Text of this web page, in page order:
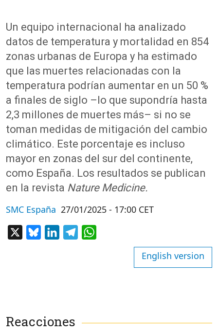
Un equipo internacional ha analizado
datos de temperatura y mortalidad en 854
zonas urbanas de Europa y ha estimado
que las muertes relacionadas con la
temperatura podrían aumentar en un 50 %
a finales de siglo –lo que supondría hasta
2,3 millones de muertes más– si no se
toman medidas de mitigación del cambio
climático. Este porcentaje es incluso
mayor en zonas del sur del continente,
como España. Los resultados se publican
en la revista Nature Medicine.
SMC España 27/01/2025 - 17:00 CET
BlueskyLinkedInTelegram
English version
Reacciones